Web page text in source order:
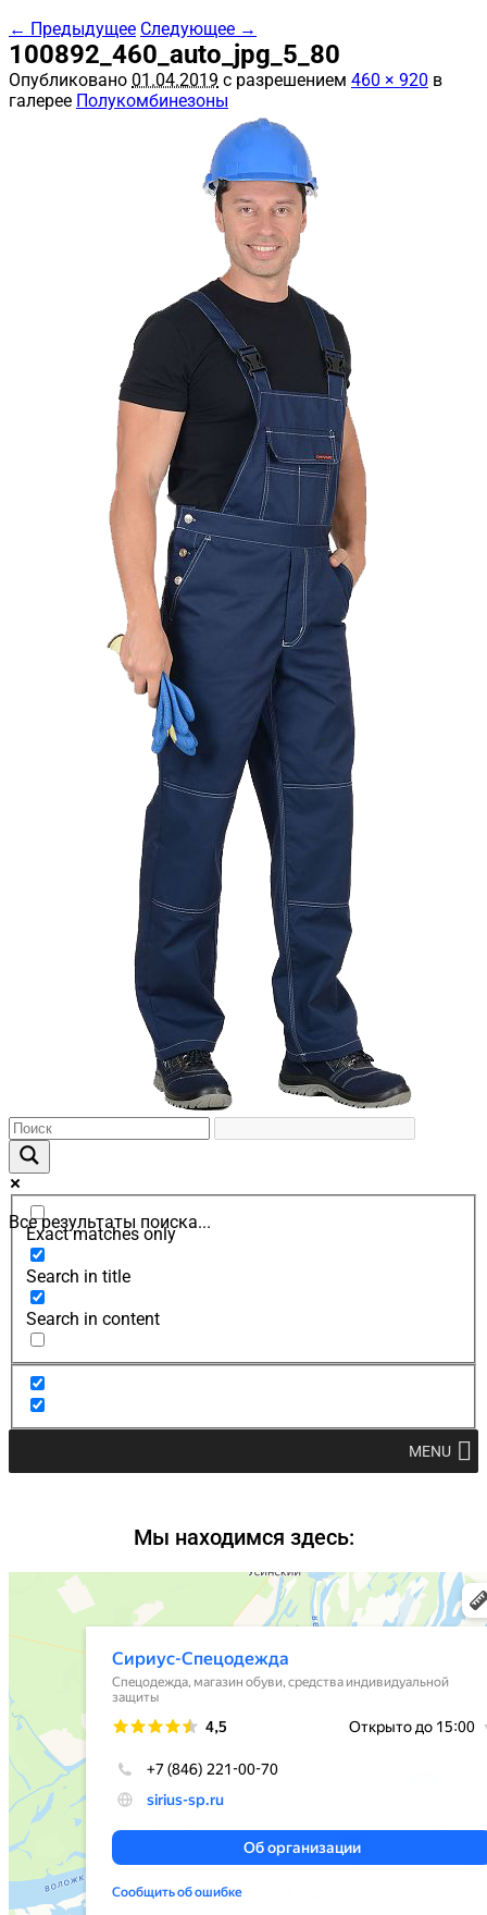
← Предыдущее Следующее →
100892_460_auto_jpg_5_80
Опубликовано 01.04.2019 с разрешением 460 × 920 в
галерее Полукомбинезоны
Все результаты поиска...
Exact matches only
Search in title
Search in content
MENU
Мы находимся здесь: